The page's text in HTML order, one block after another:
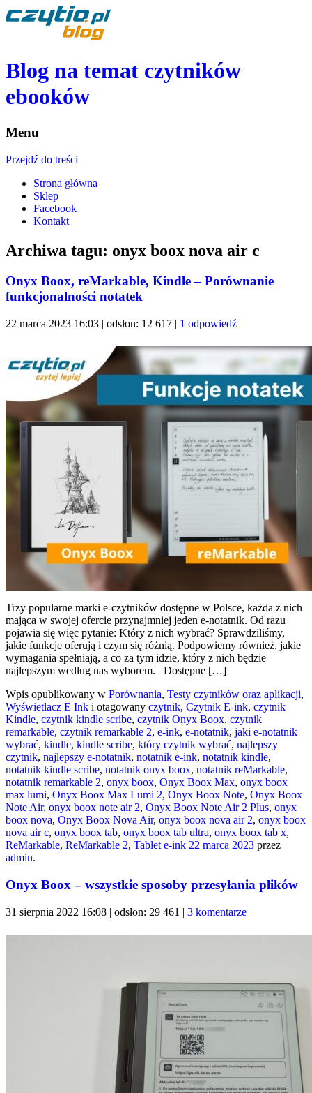
Blog na temat czytników
ebooków
Menu
Przejdź do treści
Strona główna
Sklep
Facebook
Kontakt
Archiwa tagu: onyx boox nova air c
Onyx Boox, reMarkable, Kindle – Porównanie
funkcjonalności notatek
22 marca 2023 16:03 | odsłon: 12 617 | 1 odpowiedź
Trzy popularne marki e-czytników dostępne w Polsce, każda z nich
mająca w swojej ofercie przynajmniej jeden e-notatnik. Od razu
pojawia się więc pytanie: Który z nich wybrać? Sprawdziliśmy,
jakie funkcje oferują i czym się różnią. Podpowiemy również, jakie
wymagania spełniają, a co za tym idzie, który z nich będzie
najlepszym według nas wyborem. Dostępne […]
Wpis opublikowany w Porównania, Testy czytników oraz aplikacji,
Wyświetlacz E Ink i otagowany czytnik, Czytnik E-ink, czytnik
Kindle, czytnik kindle scribe, czytnik Onyx Boox, czytnik
remarkable, czytnik remarkable 2, e-ink, e-notatnik, jaki e-notatnik
wybrać, kindle, kindle scribe, który czytnik wybrać, najlepszy
czytnik, najlepszy e-notatnik, notatnik e-ink, notatnik kindle,
notatnik kindle scribe, notatnik onyx boox, notatnik reMarkable,
notatnik remarkable 2, onyx boox, Onyx Boox Max, onyx boox
max lumi, Onyx Boox Max Lumi 2, Onyx Boox Note, Onyx Boox
Note Air, onyx boox note air 2, Onyx Boox Note Air 2 Plus, onyx
boox nova, Onyx Boox Nova Air, onyx boox nova air 2, onyx boox
nova air c, onyx boox tab, onyx boox tab ultra, onyx boox tab x,
ReMarkable, ReMarkable 2, Tablet e-ink 22 marca 2023 przez
admin.
Onyx Boox – wszystkie sposoby przesyłania plików
31 sierpnia 2022 16:08 | odsłon: 29 461 | 3 komentarze